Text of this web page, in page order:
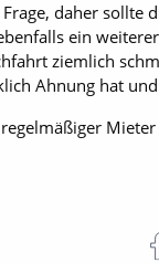
daher sollte
ein
ziemlich
Ahnung hat